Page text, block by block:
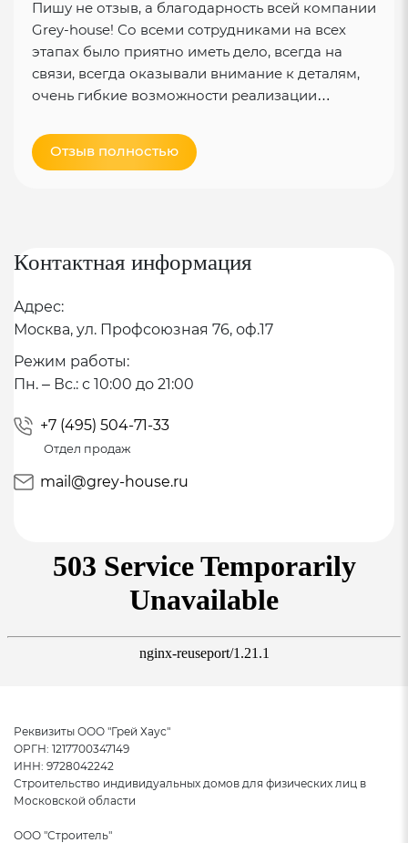
Утепление 200 мм базальтовым утеплителем
Универсальная диффузионная мембрана Изоспан AQ150
PROF
Трехслойная пленка с защитными слоями из
первичного нетканого полипропилена и
Паропроницаемая
Обладает высокой эластичностью и
упругостью
Температурная стабильность - до + 100°C (очень
важно при использовании металлочерепицы)
проникновения водяного пара в строительную
ППУ лента под контробрешетку
Стальные оцинкованные саморезы в цвет
кровли
Пишу не отзыв, а благодарность всей компании
Grey-house! Со всеми сотрудниками на всех
этапах было приятно иметь дело, всегда на
связи, всегда оказывали внимание к деталям,
очень гибкие возможности реализации…
Отзыв полностью
Контактная информация
Адрес:
Москва, ул. Профсоюзная 76, оф.17
Режим работы:
Пн. – Вс.: с 10:00 до 21:00
+7 (495) 504-71-33
Отдел продаж
mail@grey-house.ru
Реквизиты ООО "Грей Хаус"
ОРГН: 1217700347149
ИНН: 9728042242
Строительство индивидуальных домов для физических лиц в
Московской области
ООО "Строитель"